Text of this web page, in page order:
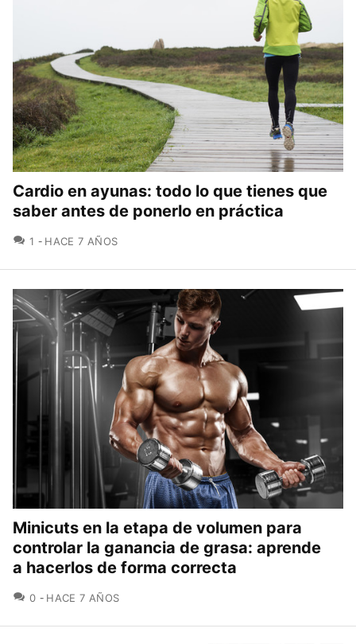
Cardio en ayunas: todo lo que tienes que
saber antes de ponerlo en práctica
1 COMENTARIOS
HACE 7 AÑOS
Minicuts en la etapa de volumen para
controlar la ganancia de grasa: aprende
a hacerlos de forma correcta
0 COMENTARIOS
HACE 7 AÑOS